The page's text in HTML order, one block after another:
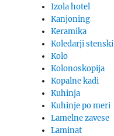
Izola hotel
Kanjoning
Keramika
Koledarji stenski
Kolo
Kolonoskopija
Kopalne kadi
Kuhinja
Kuhinje po meri
Lamelne zavese
Laminat